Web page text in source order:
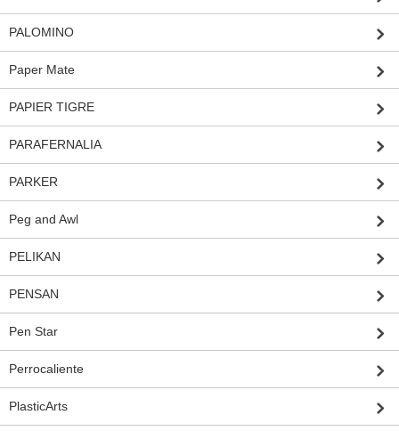
PALOMINO
Paper Mate
PAPIER TIGRE
PARAFERNALIA
PARKER
Peg and Awl
PELIKAN
PENSAN
Pen Star
Perrocaliente
PlasticArts